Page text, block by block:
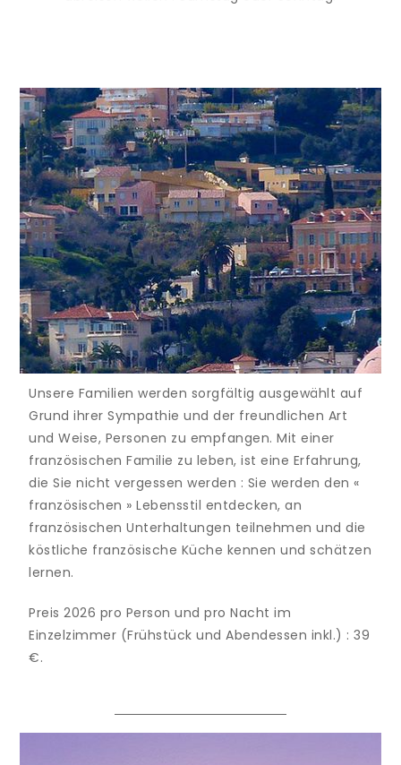
Unsere Familien werden sorgfältig ausgewählt auf
Grund ihrer Sympathie und der freundlichen Art
und Weise, Personen zu empfangen. Mit einer
französischen Familie zu leben, ist eine Erfahrung,
die Sie nicht vergessen werden : Sie werden den «
französischen » Lebensstil entdecken, an
französischen Unterhaltungen teilnehmen und die
köstliche französische Küche kennen und schätzen
lernen.
Preis 2026 pro Person und pro Nacht im
Einzelzimmer (Frühstück und Abendessen inkl.) : 39
€.